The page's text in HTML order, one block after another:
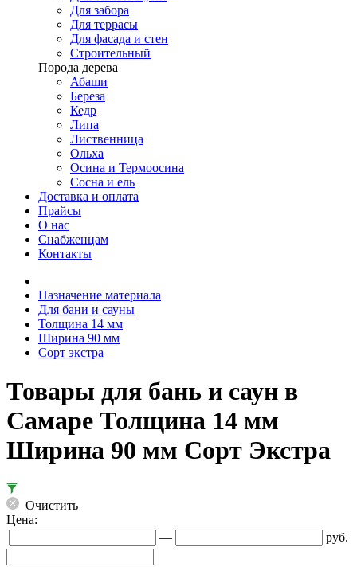
Для забора
Для террасы
Для фасада и стен
Строительный
Порода дерева
Абаши
Береза
Кедр
Липа
Лиственница
Ольха
Осина и Термоосина
Сосна и ель
Доставка и оплата
Прайсы
О нас
Снабженцам
Контакты
Назначение материала
Для бани и сауны
Толщина 14 мм
Ширина 90 мм
Сорт экстра
Товары для бань и саун в
Самаре Толщина 14 мм
Ширина 90 мм Сорт Экстра
Очистить
Цена:
—
руб.